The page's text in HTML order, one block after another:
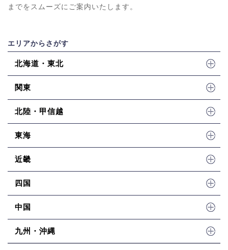
までをスムーズにご案内いたします。
エリアからさがす
北海道・東北
関東
北陸・甲信越
東海
近畿
四国
中国
九州・沖縄